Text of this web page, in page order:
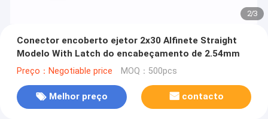
2/3
Conector encoberto ejetor 2x30 Alfinete Straight
Modelo With Latch do encabeçamento de 2.54mm
Preço：Negotiable price MOQ：500pcs
Melhor preço contacto